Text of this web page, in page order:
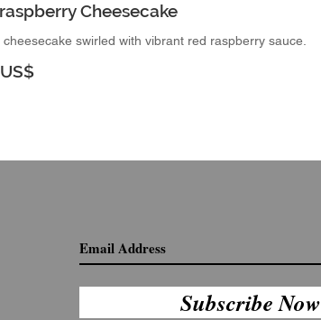
Cheesecake
swirled with vibrant red raspberry sauce.
Subscribe Now